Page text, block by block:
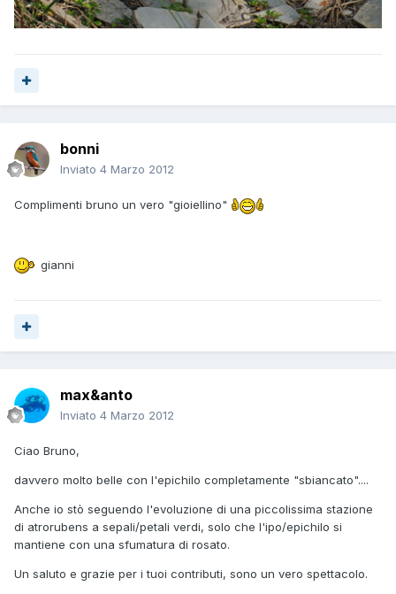
bonni
Inviato 4 Marzo 2012
Complimenti bruno un vero "gioiellino"
gianni
max&anto
Inviato 4 Marzo 2012
Ciao Bruno,
davvero molto belle con l'epichilo completamente "sbiancato"....
Anche io stò seguendo l'evoluzione di una piccolissima stazione
di atrorubens a sepali/petali verdi, solo che l'ipo/epichilo si
mantiene con una sfumatura di rosato.
Un saluto e grazie per i tuoi contributi, sono un vero spettacolo.